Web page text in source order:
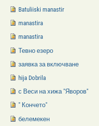
Batuliiski manastir
manastira
manastira
Тевно езеро
заявка за включване
hija Dobrila
с Веси на хижа "Яворов"
" Кончето"
белемекен